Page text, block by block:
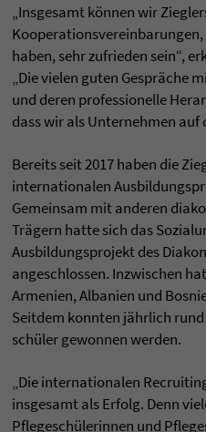
„Insgesamt können wir
haben, sehr zufrieden sein“,
„Die vielen guten Gespräche
und deren professionelle
dass wir als Unternehmen auf
Bereits seit 2017 haben die
internationalen
Gemeinsam mit anderen
Trägern hatte sich das
Ausbildungsprojekt des
angeschlossen. Inzwischen
Armenien, Albanien und
Seitdem konnten jährlich
schüler gewonnen werden.
„Die internationalen
insgesamt als Erfolg. Denn
Pflegeschülerinnen und